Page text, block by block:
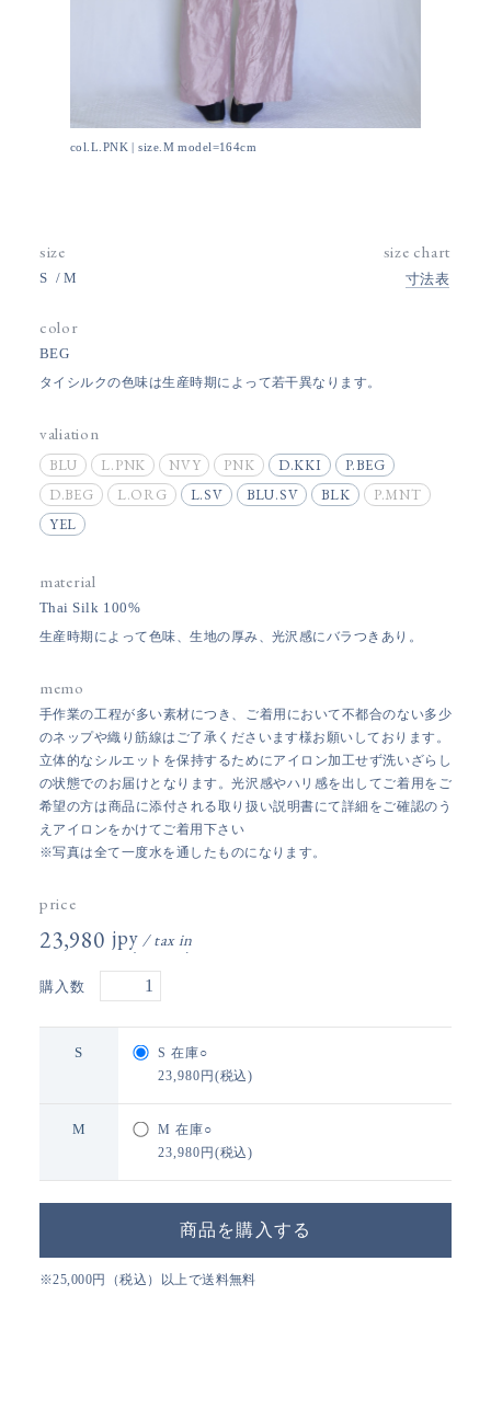
col.L.PNK | size.M model=164cm
size size chart
S M 寸法表
color
BEG
タイシルクの色味は生産時期によって若干異なります。
valiation
BLU L.PNK NVY PNK D.KKI
P.BEG
D.BEG
L.ORG L.SV BLU.SV BLK
P.MNT
YEL
material
Thai Silk 100%
生産時期によって色味、生地の厚み、光沢感にバラつきあり。
memo
手作業の工程が多い素材につき、ご着用において不都合のない多少
のネップや織り筋線はご了承くださいます様お願いしております。
立体的なシルエットを保持するためにアイロン加工せず洗いざらし
の状態でのお届けとなります。光沢感やハリ感を出してご着用をご
希望の方は商品に添付される取り扱い説明書にて詳細をご確認のう
えアイロンをかけてご着用下さい
※写真は全て一度水を通したものになります。
price
23,980円(税込)
購入数
S S 在庫○
23,980円(税込)
M M 在庫○
23,980円(税込)
※25,000円（税込）以上で送料無料